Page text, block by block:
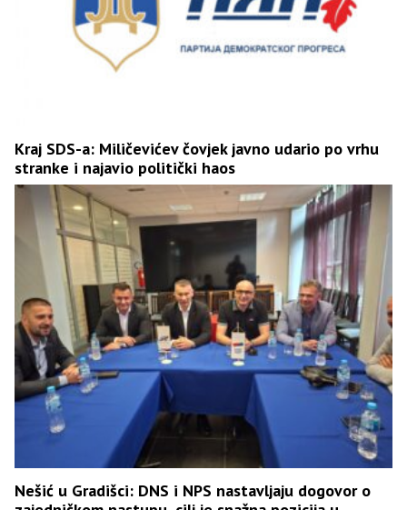
Kraj SDS-a: Miličevićev čovjek javno udario po vrhu
stranke i najavio politički haos
Nešić u Gradišci: DNS i NPS nastavljaju dogovor o